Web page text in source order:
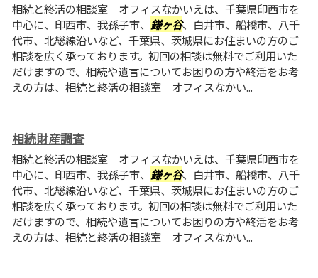
相続と終活の相談室 オフィスなかいえは、千葉県印西市を
中心に、印西市、我孫子市、 鎌ヶ谷、白井市、船橋市、八千
代市、北総線沿いなど、千葉県、茨城県にお住まいの方のご
相談を広く承っております。初回の相談は無料でご利用いた
だけますので、相続や遺言についてお困りの方や終活をお考
えの方は、相続と終活の相談室 オフィスなかい...
相続財産調査
相続と終活の相談室 オフィスなかいえは、千葉県印西市を
中心に、印西市、我孫子市、 鎌ヶ谷、白井市、船橋市、八千
代市、北総線沿いなど、千葉県、茨城県にお住まいの方のご
相談を広く承っております。初回の相談は無料でご利用いた
だけますので、相続や遺言についてお困りの方や終活をお考
えの方は、相続と終活の相談室 オフィスなかい...